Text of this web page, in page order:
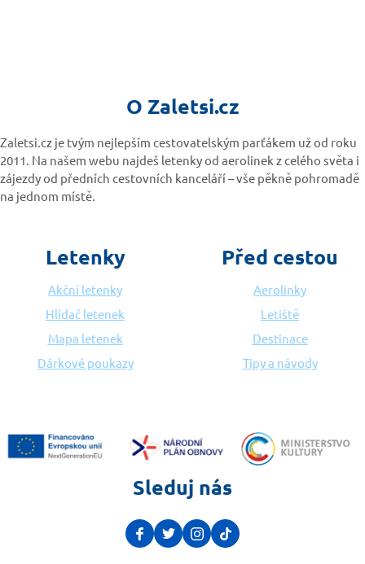
O Zaletsi.cz
Zaletsi.cz je tvým nejlepším cestovatelským parťákem už od roku
2011. Na našem webu najdeš letenky od aerolinek z celého světa i
zájezdy od předních cestovních kanceláří – vše pěkně pohromadě
na jednom místě.
Letenky
Akční letenky
Hlídač letenek
Mapa letenek
Dárkové poukazy
Před cestou
Aerolinky
Letiště
Destinace
Tipy a návody
Sleduj nás